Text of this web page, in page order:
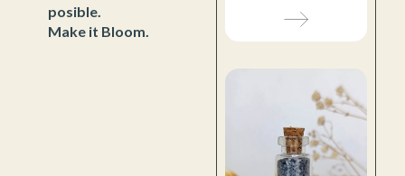
posible.
Make it Bloom.